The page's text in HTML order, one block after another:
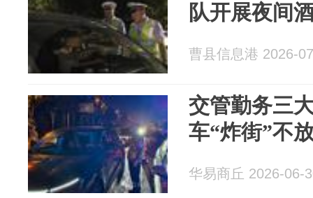
队开展夜间
曹县信息港 2026-
交管勤务三
车“炸街”不
华易商丘 2026-06-